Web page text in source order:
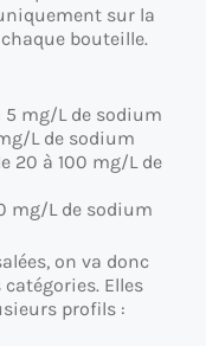
sur la
bouteille.
5 mg/L de sodium
L de sodium
20 à 100 mg/L de
mg/L de sodium
on va donc
Elles
profils :